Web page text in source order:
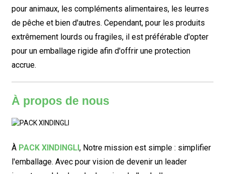
pour animaux, les compléments alimentaires, les leurres
de pêche et bien d'autres. Cependant, pour les produits
extrêmement lourds ou fragiles, il est préférable d'opter
pour un emballage rigide afin d'offrir une protection
accrue.
À propos de nous
À PACK XINDINGLI, Notre mission est simple : simplifier
l'emballage. Avec pour vision de devenir un leader